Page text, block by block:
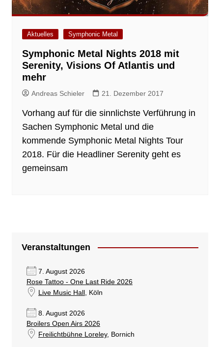
Aktuelles Symphonic Metal
Symphonic Metal Nights 2018 mit
Serenity, Visions Of Atlantis und
mehr
Andreas Schieler 21. Dezember 2017
Vorhang auf für die sinnlichste Verführung in
Sachen Symphonic Metal und die
kommende Symphonic Metal Nights Tour
2018. Für die Headliner Serenity geht es
gemeinsam
Veranstaltungen
7. August 2026
Rose Tattoo - One Last Ride 2026
Live Music Hall, Köln
8. August 2026
Broilers Open Airs 2026
Freilichtbühne Loreley, Bornich